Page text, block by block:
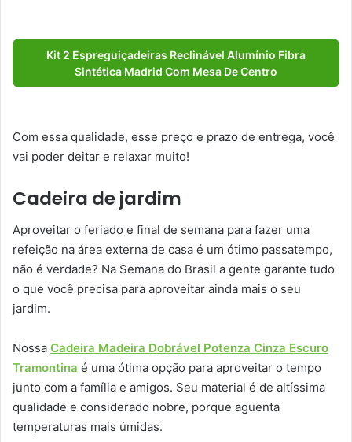
Kit 2 Espreguiçadeiras Reclinável Alumínio Fibra
Sintética Madrid Com Mesa De Centro
Com essa qualidade, esse preço e prazo de entrega, você
vai poder deitar e relaxar muito!
Cadeira de jardim
Aproveitar o feriado e final de semana para fazer uma
refeição na área externa de casa é um ótimo passatempo,
não é verdade? Na Semana do Brasil a gente garante tudo
o que você precisa para aproveitar ainda mais o seu
jardim.
Nossa Cadeira Madeira Dobrável Potenza Cinza Escuro
Tramontina é uma ótima opção para aproveitar o tempo
junto com a família e amigos. Seu material é de altíssima
qualidade e considerado nobre, porque aguenta
temperaturas mais úmidas.